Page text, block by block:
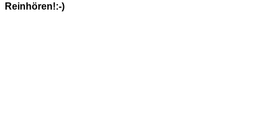
Reinhören!:-)